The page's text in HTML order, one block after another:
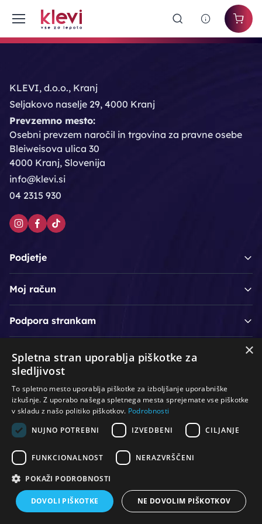
KLEVI, d.o.o., Kranj
Seljakovo naselje 29, 4000 Kranj
Prevzemno mesto:
Osebni prevzem naročil in trgovina za pravne osebe
Bleiweisova ulica 30
4000 Kranj, Slovenija
info@klevi.si
04 2315 930
Podjetje
Moj račun
Podpora strankam
Lasje & nega las Roke & nohti /
Oprema za salone / Čistoča & zaščita / Ostalo
×
Spletna stran uporablja piškotke za
sledljivost
To spletno mesto uporablja piškotke za izboljšanje uporabniške
izkušnje. Z uporabo našega spletnega mesta sprejemate vse piškotke
v skladu z našo politiko piškotkov. Podrobnosti
NUJNO POTREBNI
IZVEDBENI CILJANJE
FUNKCIONALNOST NERAZVRŠČENI
POKAŽI PODROBNOSTI
DOVOLI PIŠKOTKE NE DOVOLIM PIŠKOTKOV